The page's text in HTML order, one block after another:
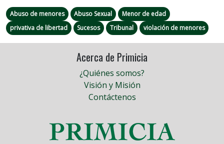
Abuso de menores Abuso Sexual
Menor de edad
privativa de libertad
Sucesos Tribunal violación de menores
Acerca de Primicia
¿Quiénes somos?
Visión y Misión
Contáctenos